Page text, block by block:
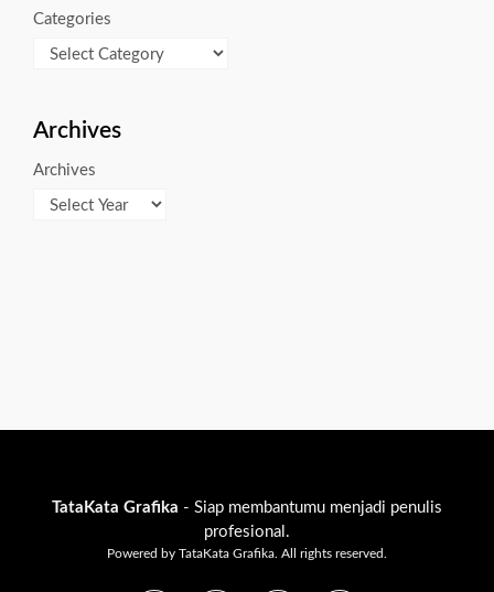
Categories
Archives
Archives
TataKata Grafika - Siap membantumu menjadi penulis
profesional.
Powered by TataKata Grafika. All rights reserved.